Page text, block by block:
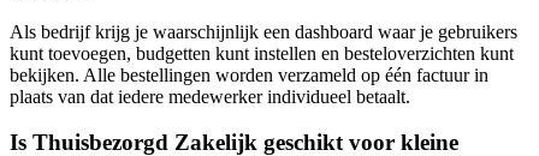
Als bedrijf krijg je waarschijnlijk een dashboard waar je gebruikers
kunt toevoegen, budgetten kunt instellen en besteloverzichten kunt
bekijken. Alle bestellingen worden verzameld op één factuur in
plaats van dat iedere medewerker individueel betaalt.
Is Thuisbezorgd Zakelijk geschikt voor kleine